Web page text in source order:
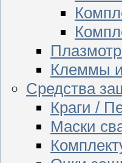
Клеммы и
Средства
Краги /
Маски